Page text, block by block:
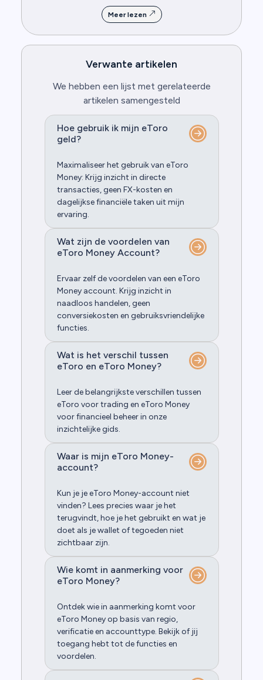
Meer lezen
Verwante artikelen
We hebben een lijst met gerelateerde
artikelen samengesteld
Hoe gebruik ik mijn eToro
geld?
Maximaliseer het gebruik van eToro
Money: Krijg inzicht in directe
transacties, geen FX-kosten en
dagelijkse financiële taken uit mijn
ervaring.
Wat zijn de voordelen van
eToro Money Account?
Ervaar zelf de voordelen van een eToro
Money account. Krijg inzicht in
naadloos handelen, geen
conversiekosten en gebruiksvriendelijke
functies.
Wat is het verschil tussen
eToro en eToro Money?
Leer de belangrijkste verschillen tussen
eToro voor trading en eToro Money
voor financieel beheer in onze
inzichtelijke gids.
Waar is mijn eToro Money-
account?
Kun je je eToro Money-account niet
vinden? Lees precies waar je het
terugvindt, hoe je het gebruikt en wat je
doet als je wallet of tegoeden niet
zichtbaar zijn.
Wie komt in aanmerking voor
eToro Money?
Ontdek wie in aanmerking komt voor
eToro Money op basis van regio,
verificatie en accounttype. Bekijk of jij
toegang hebt tot de functies en
voordelen.